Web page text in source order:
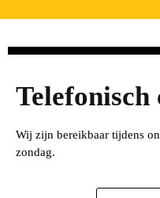
Telefonisch
Wij zijn bereikbaar tijdens
zondag.